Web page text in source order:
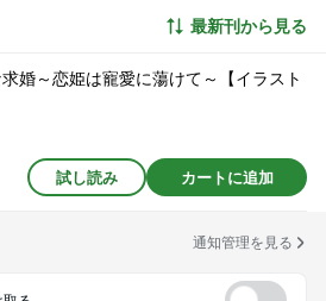
を要求してきて!? 強引な琥珀と泉で鯉に愛撫
最新刊から見る
婚～恋姫は寵愛に蕩けて～【イラスト
試し読み カートに追加
通知管理を見る